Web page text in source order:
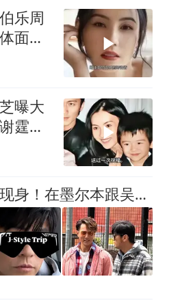
乐周
面师
曝大
霆锋
周杰伦风波后高调现身！在墨尔本跟吴尊拍综艺，有说有笑假发抢镜